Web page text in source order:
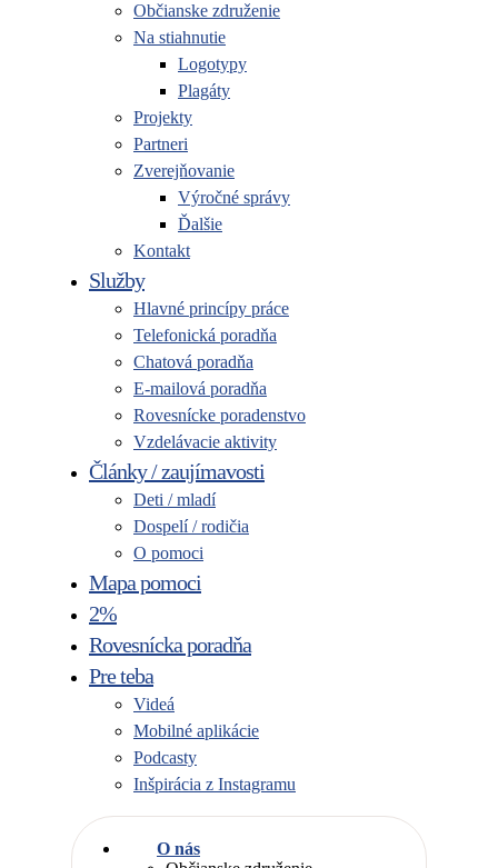
Občianske združenie
Na stiahnutie
Logotypy
Plagáty
Projekty
Partneri
Zverejňovanie
Výročné správy
Ďalšie
Kontakt
Služby
Hlavné princípy práce
Telefonická poradňa
Chatová poradňa
E-mailová poradňa
Rovesnícke poradenstvo
Vzdelávacie aktivity
Články / zaujímavosti
Deti / mladí
Dospelí / rodičia
O pomoci
Mapa pomoci
2%
Rovesnícka poradňa
Pre teba
Videá
Mobilné aplikácie
Podcasty
Inšpirácia z Instagramu
O nás